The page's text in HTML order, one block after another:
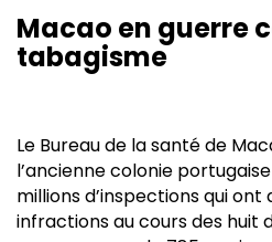
Macao en guerre
tabagisme
Le Bureau de la santé de
l’ancienne colonie
millions d’inspections qui
infractions au cours des huit